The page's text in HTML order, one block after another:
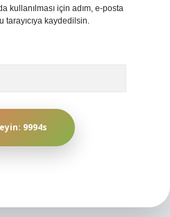
kullanılması için adım, e-posta
tarayıcıya kaydedilsin.